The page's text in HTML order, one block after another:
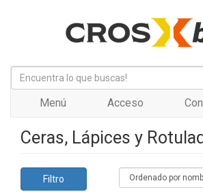
Menú Acceso
Ceras, Lápices y
Filtro